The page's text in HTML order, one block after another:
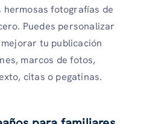
hermosas fotografías de
Puedes personalizar
tu publicación
marcos de fotos,
citas o pegatinas.